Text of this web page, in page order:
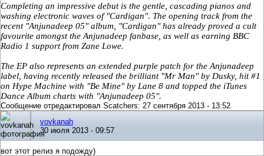
Completing an impressive debut is the gentle, cascading pianos and
washing electronic waves of "Cardigan". The opening track from the
recent "Anjunadeep 05" album, "Cardigan" has already proved a cult
favourite amongst the Anjunadeep fanbase, as well as earning BBC
Radio 1 support from Zane Lowe.
The EP also represents an extended purple patch for the Anjunadeep
label, having recently released the brilliant "Mr Man" by Dusky, hit #1
on Hype Machine with "Be Mine" by Lane 8 and topped the iTunes
Dance Album charts with "Anjunadeep 05".
Сообщение отредактировал Scatchers: 27 сентября 2013 - 13:52
vovkanah
30 июля 2013 - 09:57
вот этот релиз я подожду)